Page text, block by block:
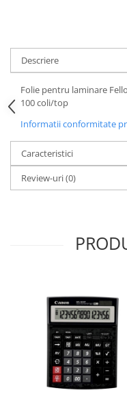
Descriere
Folie pentru laminare
100 coli/top
Informatii conformitate
Caracteristici
Review-uri(0)